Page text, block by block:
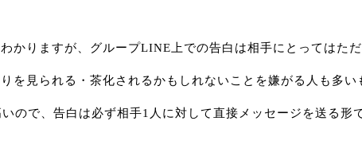
りますが、グループLINE上での告白は相手にとってはただ
見られる・茶化されるかもしれないことを嫌がる人も多い
で、告白は必ず相手1人に対して直接メッセージを送る形